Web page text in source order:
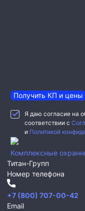
Получить КП и цены
Я даю согласие на
соответствии с
и Политикой
Комплексные
Титан-Групп
Номер телефона
+7 (800) 707-00-42
Email